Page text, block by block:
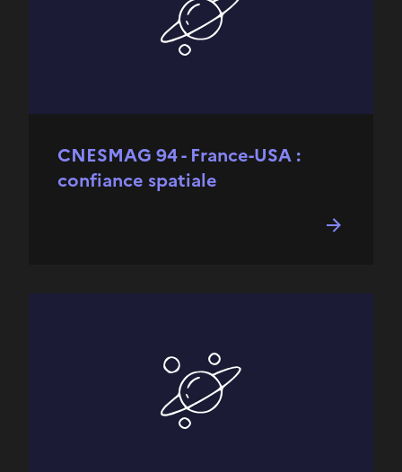
CNESMAG 94 - France-USA :
confiance spatiale